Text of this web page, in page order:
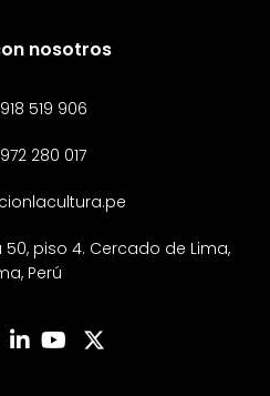
nosotros
519 906
280 017
piso 4. Cercado de Lima,
Perú